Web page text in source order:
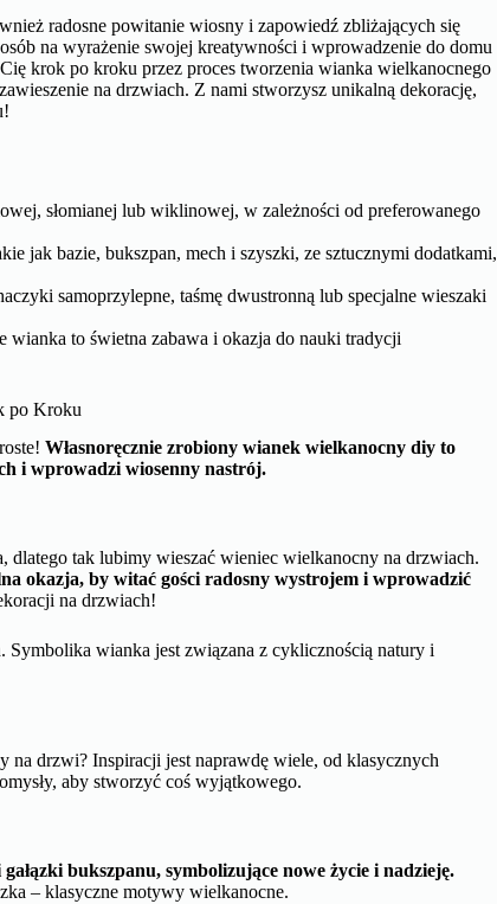
radosne powitanie wiosny i zapowiedź zbliżających się
na wyrażenie swojej kreatywności i wprowadzenie do domu
krok po kroku przez proces tworzenia wianka wielkanocnego
na drzwiach. Z nami stworzysz unikalną dekorację,
słomianej lub wiklinowej, w zależności od preferowanego
jak bazie, bukszpan, mech i szyszki, ze sztucznymi dodatkami,
samoprzylepne, taśmę dwustronną lub specjalne wieszaki
wianka to świetna zabawa i okazja do nauki tradycji
po Kroku
Własnoręcznie zrobiony wianek wielkanocny diy to
i wprowadzi wiosenny nastrój.
tak lubimy wieszać wieniec wielkanocny na drzwiach.
okazja, by witać gości radosny wystrojem i wprowadzić
na drzwiach!
wianka jest związana z cyklicznością natury i
drzwi? Inspiracji jest naprawdę wiele, od klasycznych
aby stworzyć coś wyjątkowego.
bukszpanu, symbolizujące nowe życie i nadzieję.
– klasyczne motywy wielkanocne.